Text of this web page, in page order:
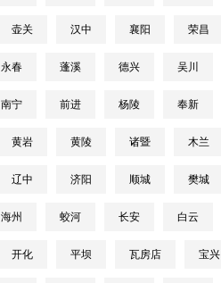
壶关 汉中 襄阳 荣昌
永春 蓬溪 德兴 吴川
南宁 前进 杨陵 奉新
黄岩 黄陵 诸暨 木兰
辽中 济阳 顺城 樊城
海州 蛟河 长安 白云
开化 平坝 瓦房店 宝兴